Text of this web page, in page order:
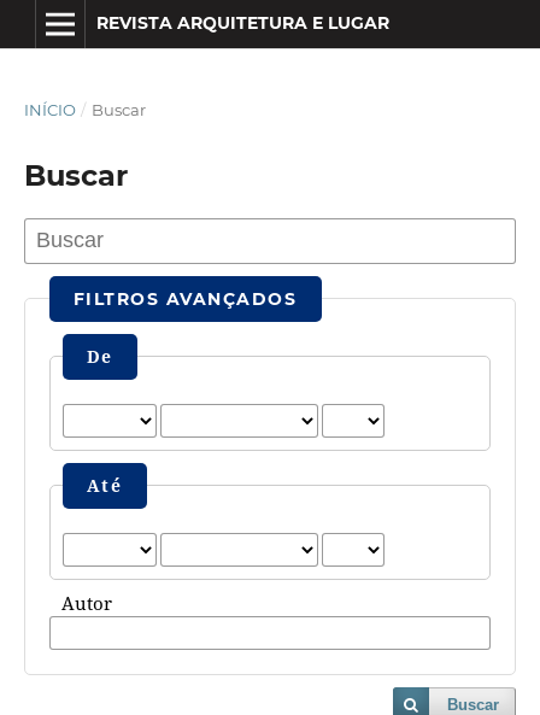
REVISTA ARQUITETURA E LUGAR
INÍCIO / Buscar
Buscar
FILTROS AVANÇADOS
De
Até
Autor
Buscar